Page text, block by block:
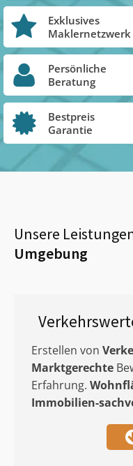
Exklusives
Maklernetzwerk
Persönliche
Beratung
Bestpreis
Garantie
Unsere
Umgebung
Erstellen von
Marktgerechte
Erfahrung.
Immobilien-